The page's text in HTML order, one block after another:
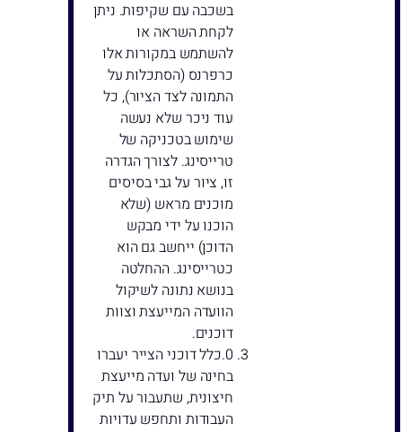
בשכבה עם שקיפות. ניתן
לקחת השראה או
להשתמש במקורות אלו
כרפרנס (הסתכלות על
התמונה לצד הציור), כל
עוד ניכר שלא נעשה
שימוש בטכניקה של
טרייסינג. לצורך הגדרה
זו, ציור על גבי בסיסים
מוכנים מראש (שלא
הוכנו על ידי מבקש
הדוכן) ייחשב גם הוא
כטרייסינג. ההחלטה
בנושא נתונה לשיקול
הוועדה המייעצת וצוות
דוכנים.
כלל דוכני הצייר יעברו
בחינה של ועדה מייעצת
חיצונית, שתעבור על תיק
העבודות ותחפש עדויות